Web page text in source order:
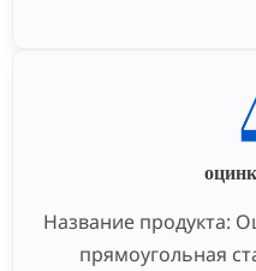
Название продукта:
прямоугольная